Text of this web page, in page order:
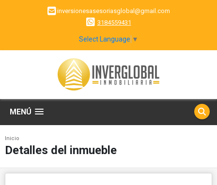
inversionesasesoriasglobal@gmail.com
3184559431
Select Language ▼
MENÚ
Inicio
Detalles del inmueble